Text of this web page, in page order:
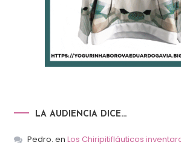
LA AUDIENCIA DICE…
Pedro. en Los Chiripitifláuticos